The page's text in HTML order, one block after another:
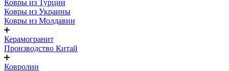
Ковры из Турции
Ковры из Украины
Ковры из Молдавии
Керамогранит
Производство Китай
Ковролин